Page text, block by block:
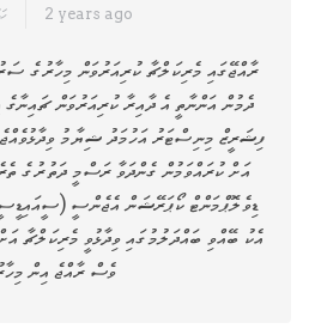
2 years ago
ރާއްޖޭގައި މެރިކަލްޗާ ކުރިއަރުވަން މިހާރުގެ
ދެމުން އަންނާތީ އެ ދާއިރާ ކުރިއަރުވަން
ފިޝަރީޒް މިނިސްޓަރު އަހުމަދު ޝިޔާމު
އަށް ކުރައްވަމުން ގެންދަވާ ރަސްމީ ދަތުރުގެ
ޑިވެލޮޕްމަންޓް ކޯޕަރޭޝަން އެޖެންސީ
އެކު ބޭއްވި ބައްދަލުމުގައި ވިދާޅުވީ މެރިކަލްޗާ
ވެސް ރާއްޖެ އިން